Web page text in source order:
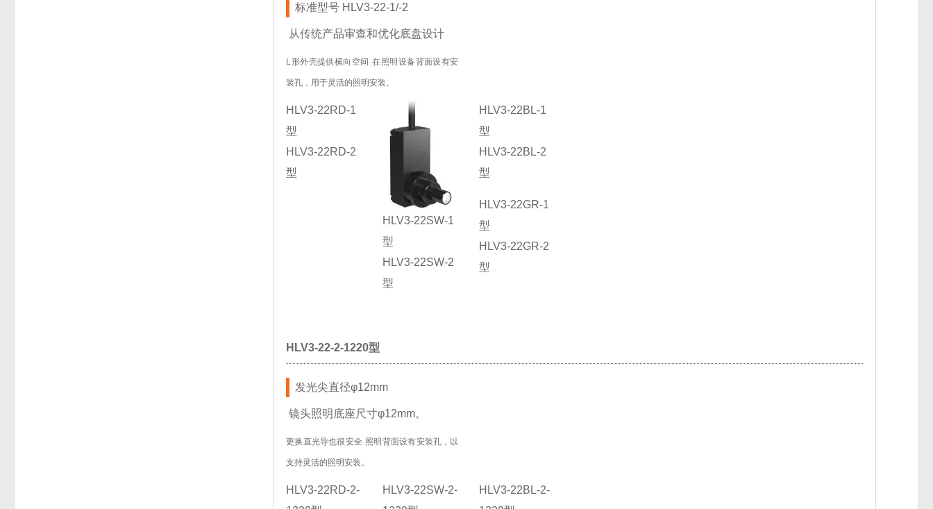
标准型号 HLV3-22-1/-2
从传统产品审查和优化底盘设计
L形外壳提供横向空间 在照明设备背面设有安
装孔，用于灵活的照明安装。
HLV3-22RD-1
型
HLV3-22RD-2
型
HLV3-22SW-1
型
HLV3-22SW-2
型
HLV3-22BL-1
型
HLV3-22BL-2
型
HLV3-22GR-1
型
HLV3-22GR-2
型
HLV3-22-2-1220型
发光尖直径φ12mm
镜头照明底座尺寸φ12mm。
更换直光导也很安全 照明背面设有安装孔，以
支持灵活的照明安装。
HLV3-22RD-2-
HLV3-22SW-2-
HLV3-22BL-2-